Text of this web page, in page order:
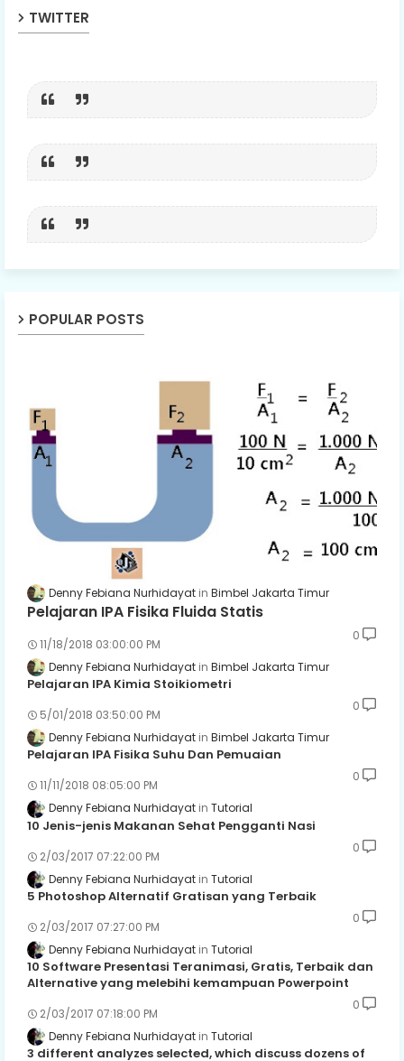
TWITTER
POPULAR POSTS
Denny Febiana Nurhidayat Bimbel Jakarta Timur
Pelajaran IPA Fisika Fluida Statis
11/18/2018 03:00:00 PM
0
Denny Febiana Nurhidayat Bimbel Jakarta Timur
Pelajaran IPA Kimia Stoikiometri
5/01/2018 03:50:00 PM
0
Denny Febiana Nurhidayat Bimbel Jakarta Timur
Pelajaran IPA Fisika Suhu Dan Pemuaian
11/11/2018 08:05:00 PM
0
Denny Febiana Nurhidayat Tutorial
10 Jenis-jenis Makanan Sehat Pengganti Nasi
2/03/2017 07:22:00 PM
0
Denny Febiana Nurhidayat Tutorial
5 Photoshop Alternatif Gratisan yang Terbaik
2/03/2017 07:27:00 PM
0
Denny Febiana Nurhidayat Tutorial
10 Software Presentasi Teranimasi, Gratis, Terbaik dan
Alternative yang melebihi kemampuan Powerpoint
2/03/2017 07:18:00 PM
0
Denny Febiana Nurhidayat Tutorial
3 different analyzes selected, which discuss dozens of